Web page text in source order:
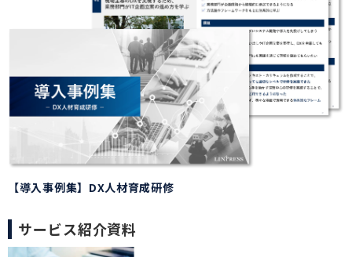
【導入事例集】DX人材育成研修
サービス紹介資料